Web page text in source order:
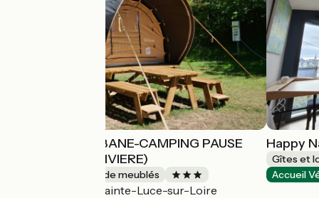
LOCATION DK'BANE-CAMPING PAUSE
LOIRE (BELLE RIVIERE)
Gîtes et locations de meublés
Sainte-Luce-sur-Loire
Happy
Gîtes et
Accueil